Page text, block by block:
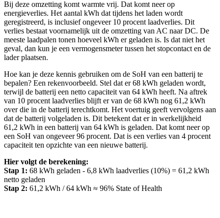
Bij deze omzetting komt warmte vrij. Dat komt neer op
energieverlies. Het aantal kWh dat tijdens het laden wordt
geregistreerd, is inclusief ongeveer 10 procent laadverlies. Dit
verlies bestaat voornamelijk uit de omzetting van AC naar DC. De
meeste laadpalen tonen hoeveel kWh er geladen is. Is dat niet het
geval, dan kun je een vermogensmeter tussen het stopcontact en de
lader plaatsen.
Hoe kan je deze kennis gebruiken om de SoH van een batterij te
bepalen? Een rekenvoorbeeld. Stel dat er 68 kWh geladen wordt,
terwijl de batterij een netto capaciteit van 64 kWh heeft. Na aftrek
van 10 procent laadverlies blijft er van de 68 kWh nog 61,2 kWh
over die in de batterij terechtkomt. Het voertuig geeft vervolgens aan
dat de batterij volgeladen is. Dit betekent dat er in werkelijkheid
61,2 kWh in een batterij van 64 kWh is geladen. Dat komt neer op
een SoH van ongeveer 96 procent. Dat is een verlies van 4 procent
capaciteit ten opzichte van een nieuwe batterij.
Hier volgt de berekening:
Stap 1: 68 kWh geladen - 6,8 kWh laadverlies (10%) = 61,2 kWh
netto geladen
Stap 2: 61,2 kWh / 64 kWh ≈ 96% State of Health